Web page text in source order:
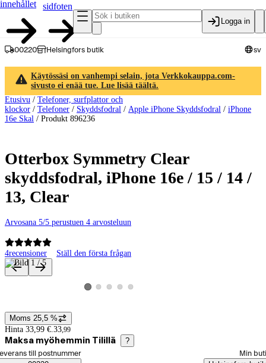
innehållet
sidfoten
Logga in
00220 Helsingfors butik sv
Käytössäsi on vanhempi selain, jota Verkkokauppa.com-
sivusto ei enää tue. Lue lisää täältä.
Etusivu / Telefoner, surfplattor och
klockor / Telefoner / Skyddsfodral / Apple iPhone Skyddsfodral / iPhone
16e Skal / Produkt 896236
Otterbox Symmetry Clear
skyddsfodral, iPhone 16e / 15 / 14 /
13, Clear
Arvosana 5/5 perustuen 4 arvosteluun
4recensioner Ställ den första frågan
Produktbilder och videor
Visa produktbild 1
Visa produktbild 2
Visa produktbild 3
Visa produktbild 4
Visa produktbild 5
Prisinformation
Moms 25,5 %
Hinta 33,99 €. 33,99
Maksa myöhemmin Tilillä ?
beställningssätt
till postnummer Min